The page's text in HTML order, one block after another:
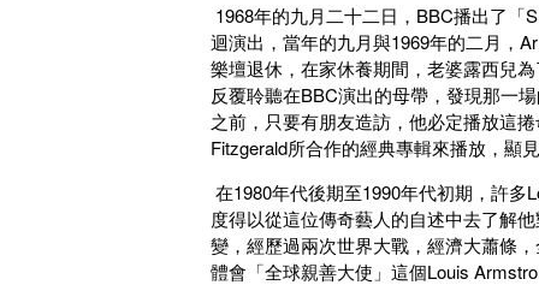
1968年的九月二十二日，BBC播出了「
迴演出，當年的九月與1969年的二月，
樂壇退休，在家休養期間，老婆露西兒
反覆聆聽在BBC演出的母帶，發現那一
之前，只要有朋友造訪，他必定播放這
Fitzgerald所合作的經典專輯來播放，顯
在1980年代後期至1990年代初期，許
度得以從這位傳奇藝人的自述中去了解
變，經歷過兩次世界大戰，經濟大蕭條
體會「全球親善大使」這個Louis